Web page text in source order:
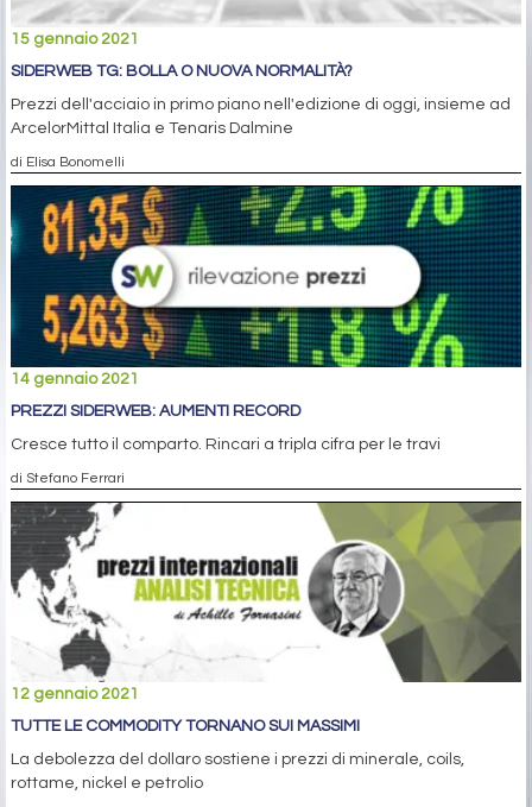
15 gennaio 2021
SIDERWEB TG: BOLLA O NUOVA NORMALITÀ?
Prezzi dell'acciaio in primo piano nell'edizione di oggi, insieme ad
ArcelorMittal Italia e Tenaris Dalmine
di Elisa Bonomelli
14 gennaio 2021
PREZZI SIDERWEB: AUMENTI RECORD
Cresce tutto il comparto. Rincari a tripla cifra per le travi
di Stefano Ferrari
12 gennaio 2021
TUTTE LE COMMODITY TORNANO SUI MASSIMI
La debolezza del dollaro sostiene i prezzi di minerale, coils,
rottame, nickel e petrolio